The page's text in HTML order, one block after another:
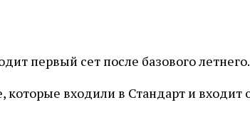
первый сет после базового летнего.
которые входили в Стандарт и